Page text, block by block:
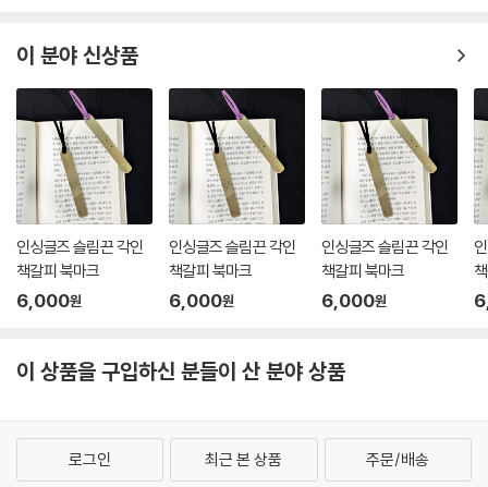
이 분야 신상품
인싱글즈 슬림끈 각인
책갈피 북마크
6,000원
인싱글즈 슬림끈 각인
책갈피 북마크
6,000원
인싱글즈 슬림끈 각인
책갈피 북마크
6,000원
이 상품을 구입하신 분들이 산 분야 상품
로그인 최근 본 상품 주문/배송